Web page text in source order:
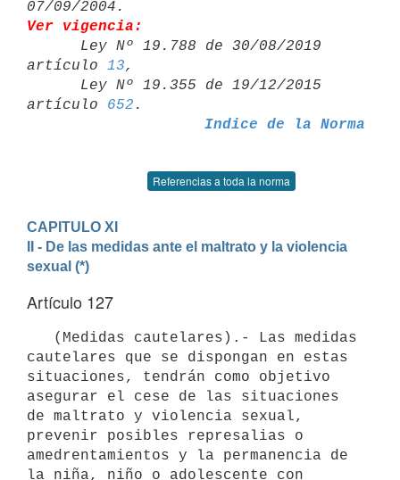
Ver vigencia:
artículo 13,
artículo 652
Indice de la Norma
Referencias a toda la norma
CAPITULO XI
II - De las medidas ante el maltrato y la violencia
sexual (*)
Artículo 127
cautelares que se dispongan en estas
situaciones, tendrán como objetivo
asegurar el cese de las situaciones
de maltrato y violencia sexual,
prevenir posibles represalias o
amedrentamientos y la permanencia de
la niña, niño o adolescente con